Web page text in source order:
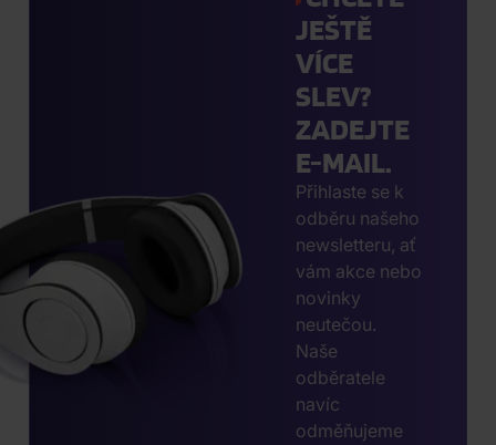
JEŠTĚ
VÍCE
SLEV?
ZADEJTE
E-MAIL.
Přihlaste se k
odběru našeho
newsletteru, ať
vám akce nebo
novinky
neutečou.
Naše
odběratele
navíc
odměňujeme